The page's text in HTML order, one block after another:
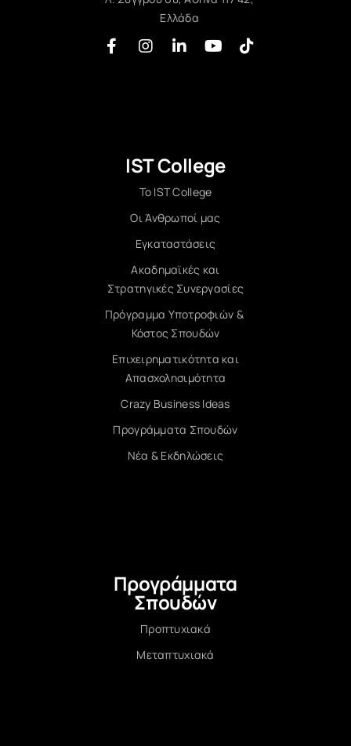
Ελλάδα
IST College
Το IST College
Οι Άνθρωποί μας
Εγκαταστάσεις
Ακαδημαϊκές και
Στρατηγικές Συνεργασίες
Πρόγραμμα Υποτροφιών &
Κόστος Σπουδών
Επιχειρηματικότητα και
Απασχολησιμότητα
Crazy Business Ideas
Προγράμματα Σπουδών
Νέα & Εκδηλώσεις
Προγράμματα
Σπουδών
Προπτυχιακά
Μεταπτυχιακά